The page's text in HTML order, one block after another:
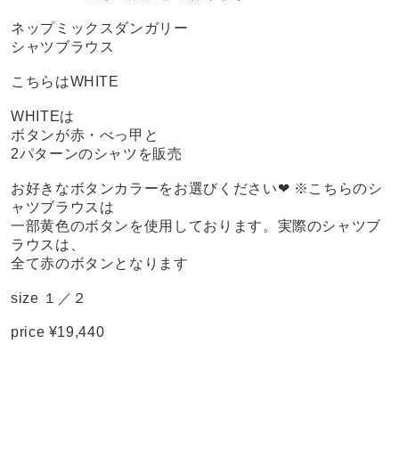
ネップミックスダンガリー
シャツブラウス
こちらはWHITE
WHITEは
ボタンが赤・べっ甲と
2パターンのシャツを販売
お好きなボタンカラーをお選びください❤︎ ※こちらのシ
ャツブラウスは
一部黄色のボタンを使用しております。実際のシャツブ
ラウスは、
全て赤のボタンとなります
size １／２
price ¥19,440